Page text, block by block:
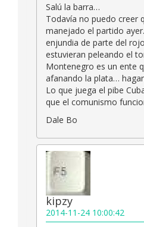
Salú la barra…
Todavía no puedo creer
manejado el partido
enjundia de parte del
estuvieran peleando el
Montenegro es un ente
afanando la plata…
Lo que juega el pibe
que el comunismo
Dale Bo
kipzy
2014-11-24 10:00:42